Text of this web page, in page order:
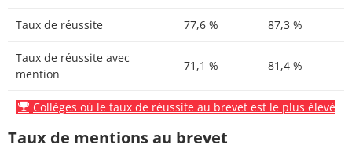
Taux de réussite 77,6 % 87,3 %
Taux de réussite avec
mention
71,1 % 81,4 %
Collèges où le taux de réussite au brevet est le plus élevé
Taux de mentions au brevet